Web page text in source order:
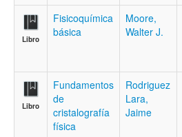
Libro
Fisicoquímica
básica
Moore,
Walter J.
Libro
Fundamentos
de
cristalografía
física
Rodriguez
Lara,
Jaime